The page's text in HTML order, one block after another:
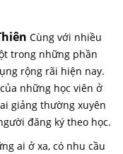
Cùng với nhiều
trong những phần
rộng rãi hiện nay.
những học viên ở
giảng thường xuyên
đăng ký theo học.
ai ở xa, có nhu cầu